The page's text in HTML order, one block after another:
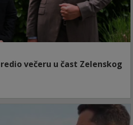
večeru u čast Zelenskog